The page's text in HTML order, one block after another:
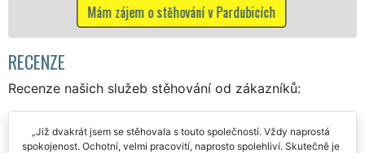
Mám zájem o stěhovací služby v Pardubicích
RECENZE
Recenze našich služeb stěhování od zákazníků:
Již dvakrát jsem se stěhovala s touto společností. Vždy naprostá
spokojenost. Ochotní, velmi pracovití, naprosto spolehliví. Skutečně je